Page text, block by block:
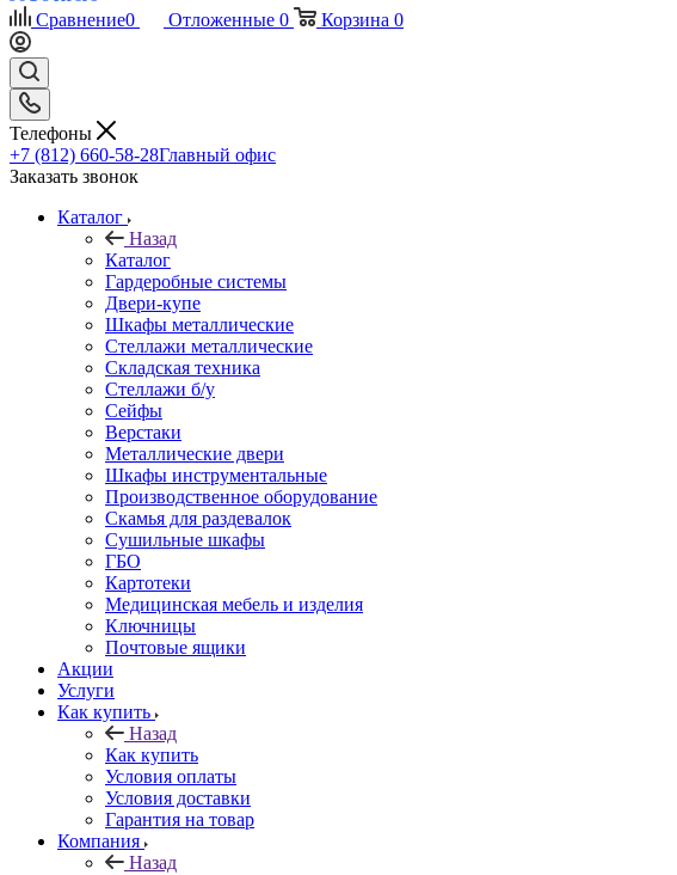
Сравнение0 Отложенные 0 Корзина 0
Телефоны
+7 (812) 660-58-28Главный офис
Заказать звонок
Каталог
Назад
Каталог
Гардеробные системы
Двери-купе
Шкафы металлические
Стеллажи металлические
Складская техника
Стеллажи б/у
Сейфы
Верстаки
Металлические двери
Шкафы инструментальные
Производственное оборудование
Скамья для раздевалок
Сушильные шкафы
ГБО
Картотеки
Медицинская мебель и изделия
Ключницы
Почтовые ящики
Акции
Услуги
Как купить
Назад
Как купить
Условия оплаты
Условия доставки
Гарантия на товар
Компания
Назад